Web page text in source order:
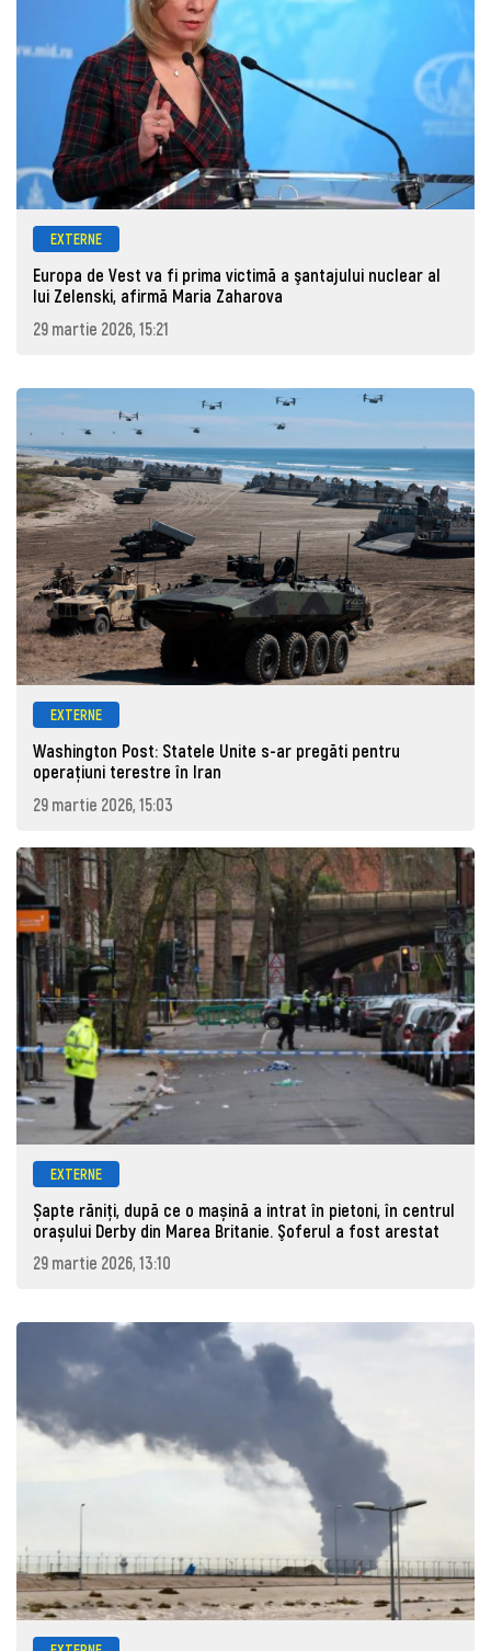
EXTERNE
Europa de Vest va fi prima victimă a şantajului nuclear al
lui Zelenski, afirmă Maria Zaharova
29 martie 2026, 15:21
EXTERNE
Washington Post: Statele Unite s-ar pregăti pentru
operațiuni terestre în Iran
29 martie 2026, 15:03
EXTERNE
Șapte răniți, după ce o mașină a intrat în pietoni, în centrul
orașului Derby din Marea Britanie. Şoferul a fost arestat
29 martie 2026, 13:10